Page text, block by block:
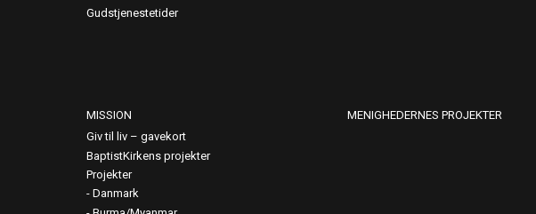
Gudstjenestetider
MISSION
Giv til liv – gavekort
BaptistKirkens projekter
Projekter
Danmark
MENIGHEDERNES PROJEKTER